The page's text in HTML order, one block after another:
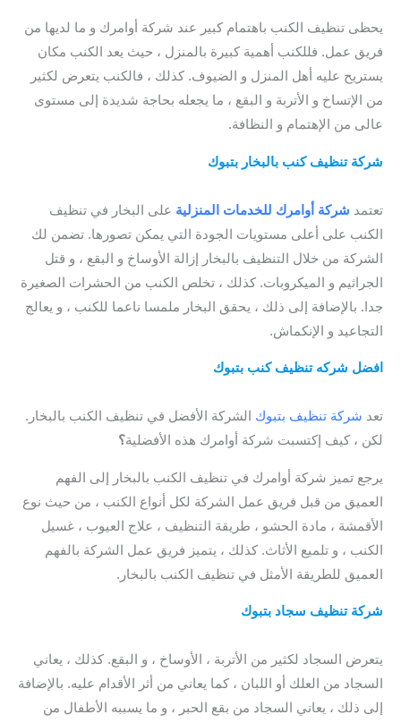
يحظى تنظيف الكنب باهتمام كبير عند شركة أوامرك و ما لديها من
فريق عمل. فللكنب أهمية كبيرة بالمنزل ، حيث يعد الكنب مكان
يستريح عليه أهل المنزل و الضيوف. كذلك ، فالكنب يتعرض لكثير
من الإتساخ و الأتربة و البقع ، ما يجعله بحاجة شديدة إلى مستوى
عالى من الإهتمام و النظافة.
شركة تنظيف كنب بالبخار بتبوك
تعتمد شركة أوامرك للخدمات المنزلية على البخار في تنظيف
الكنب على أعلى مستويات الجودة التي يمكن تصورها. تضمن لك
الشركة من خلال التنظيف بالبخار إزالة الأوساخ و البقع ، و قتل
الجراثيم و الميكروبات. كذلك ، تخلص الكنب من الحشرات الصغيرة
جدا. بالإضافة إلى ذلك ، يحقق البخار ملمسا ناعما للكنب ، و يعالج
التجاعيد و الإنكماش.
افضل شركه تنظيف كنب بتبوك
تعد شركة تنظيف بتبوك الشركة الأفضل في تنظيف الكنب بالبخار.
لكن ، كيف إكتسبت شركة أوامرك هذه الأفضلية؟
يرجع تميز شركة أوامرك في تنظيف الكنب بالبخار إلى الفهم
العميق من قبل فريق عمل الشركة لكل أنواع الكنب ، من حيث نوع
الأقمشة ، مادة الحشو ، طريقة التنظيف ، علاج العيوب ، غسيل
الكنب ، و تلميع الأثاث. كذلك ، يتميز فريق عمل الشركة بالفهم
العميق للطريقة الأمثل في تنظيف الكنب بالبخار.
شركة تنظيف سجاد بتبوك
يتعرض السجاد لكثير من الأتربة ، الأوساخ ، و البقع. كذلك ، يعاني
السجاد من العلك أو اللبان ، كما يعاني من أثر الأقدام عليه. بالإضافة
إلى ذلك ، يعاني السجاد من بقع الحبر ، و ما يسببه الأطفال من